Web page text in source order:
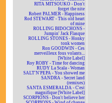
RITA MITSOUKO - Don't
forget the nite
Robert PALMER - Happiness
Rod STEWART - This old heart
of mine
ROLLING BIDOCHONS -
Jumpin' Jack Flasque
ROLLING STONES - Honky
tonk women
Ron GOODWIN - Ces
merveilleux fous volants...
[White Label]
Roy ROBY - Time for dancing
RUDY La Scala - Woman
SALT'N'PEPA - You showed me
SANDRA - Secret land
(remixes)
SANTA ESMERALDA - C'est
magnifique [White Label]
SCORPIONS - Don't believe her